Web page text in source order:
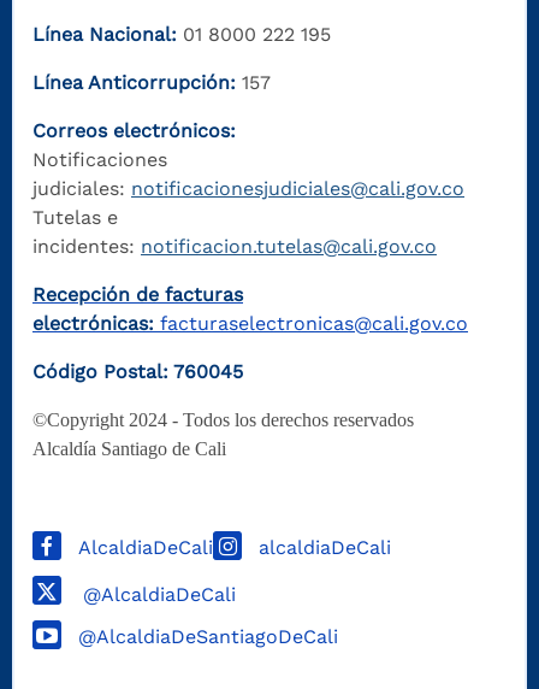
Línea Nacional: 01 8000 222 195
Línea Anticorrupción: 157
Correos electrónicos:
Notificaciones
judiciales: notificacionesjudiciales@cali.gov.co
Tutelas e
incidentes: notificacion.tutelas@cali.gov.co
Recepción de facturas
electrónicas: facturaselectronicas@cali.gov.co
Código Postal: 760045
©Copyright 2024 - Todos los derechos reservados
Alcaldía Santiago de Cali
AlcaldiaDeCali alcaldiaDeCali
@AlcaldiaDeCali
@AlcaldiaDeSantiagoDeCali